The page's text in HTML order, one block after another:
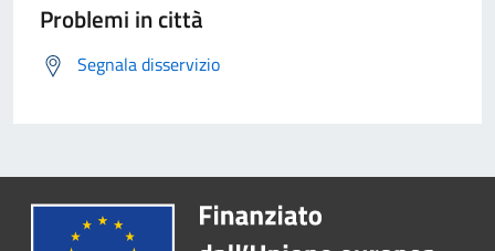
Problemi in città
Segnala disservizio